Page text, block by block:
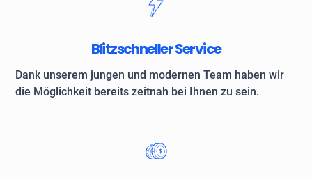
Blitzschneller Service
Dank unserem jungen und modernen Team haben wir
die Möglichkeit bereits zeitnah bei Ihnen zu sein.